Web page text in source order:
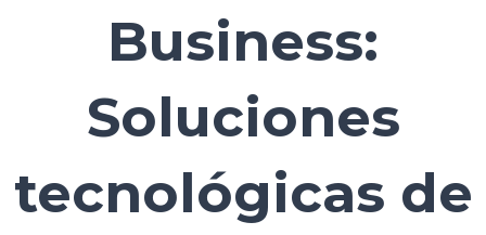
Business:
Soluciones
tecnológicas de